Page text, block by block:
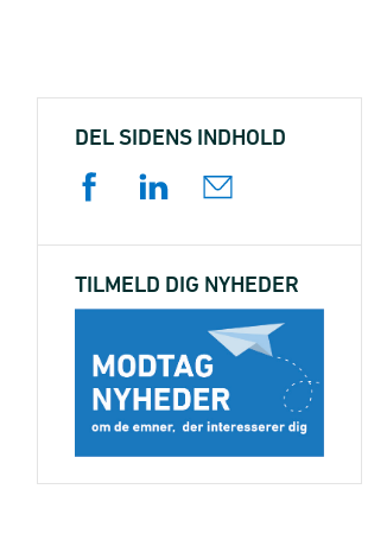
DEL SIDENS INDHOLD
TILMELD DIG NYHEDER